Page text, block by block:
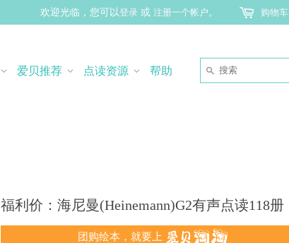
购物车
欢迎光临，您可以登录 或 注册一个帐户。
爱贝推荐 点读资源 帮助
福利价：海尼曼(Heinemann)G2有声点读118册
团购绘本，就要上